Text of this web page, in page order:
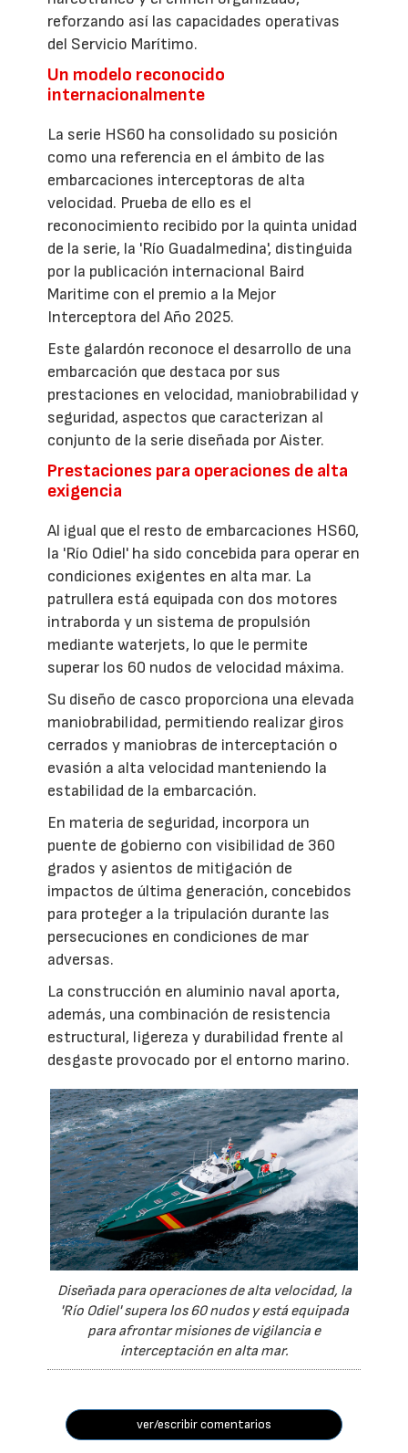
reforzando así las capacidades operativas
del Servicio Marítimo.
Un modelo reconocido
internacionalmente
La serie HS60 ha consolidado su posición
como una referencia en el ámbito de las
embarcaciones interceptoras de alta
velocidad. Prueba de ello es el
reconocimiento recibido por la quinta unidad
de la serie, la 'Río Guadalmedina', distinguida
por la publicación internacional Baird
Maritime con el premio a la Mejor
Interceptora del Año 2025.
Este galardón reconoce el desarrollo de una
embarcación que destaca por sus
prestaciones en velocidad, maniobrabilidad y
seguridad, aspectos que caracterizan al
conjunto de la serie diseñada por Aister.
Prestaciones para operaciones de alta
exigencia
Al igual que el resto de embarcaciones HS60,
la 'Río Odiel' ha sido concebida para operar en
condiciones exigentes en alta mar. La
patrullera está equipada con dos motores
intraborda y un sistema de propulsión
mediante waterjets, lo que le permite
superar los 60 nudos de velocidad máxima.
Su diseño de casco proporciona una elevada
maniobrabilidad, permitiendo realizar giros
cerrados y maniobras de interceptación o
evasión a alta velocidad manteniendo la
estabilidad de la embarcación.
En materia de seguridad, incorpora un
puente de gobierno con visibilidad de 360
grados y asientos de mitigación de
impactos de última generación, concebidos
para proteger a la tripulación durante las
persecuciones en condiciones de mar
adversas.
La construcción en aluminio naval aporta,
además, una combinación de resistencia
estructural, ligereza y durabilidad frente al
desgaste provocado por el entorno marino.
Diseñada para operaciones de alta velocidad, la
'Río Odiel' supera los 60 nudos y está equipada
para afrontar misiones de vigilancia e
interceptación en alta mar.
ver/escribir comentarios